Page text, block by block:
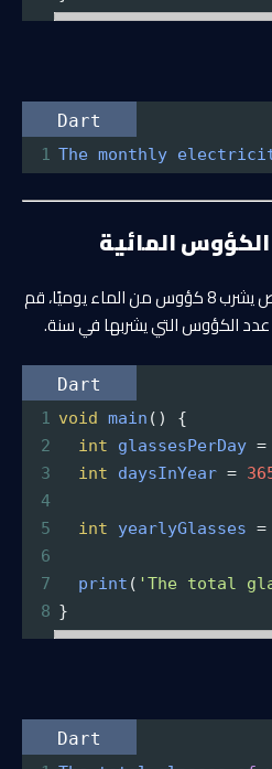
Dart
1 The monthly
إذا كان الشخص يشرب 8 كؤوس من الماء يوميًا، قم
عدد الكؤوس التي يشربها في سنة.
Dart
1 void main () {
2
int glassesPerDay =
3
int daysInYear =
4
5
int yearlyGlasses =
6
7
print ( 'The total
8 }
Dart